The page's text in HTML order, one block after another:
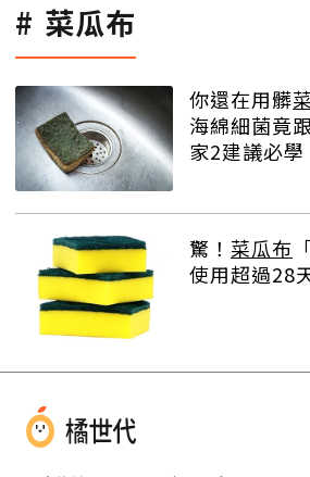
菜瓜布
你還在用髒
海綿細菌竟
家2建議必學
驚！ 菜瓜布
使用超過28